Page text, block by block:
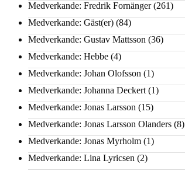
Medverkande: Fredrik Fornänger(261)
Medverkande: Gäst(er) (84)
Medverkande: Gustav Mattsson (36)
Medverkande: Hebbe (4)
Medverkande: Johan Olofsson (1)
Medverkande: Johanna Deckert (1)
Medverkande: Jonas Larsson (15)
Medverkande: Jonas Larsson Olanders (8)
Medverkande: Jonas Myrholm (1)
Medverkande: Lina Lyricsen (2)